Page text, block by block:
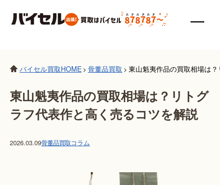
バイセル買取HOME > 骨董品買取 > 東山魁夷作品の買取相場は
東山魁夷作品の買取相場は？リトグ
ラフ代表作と高く売るコツを解説
2026.03.09骨董品買取コラム